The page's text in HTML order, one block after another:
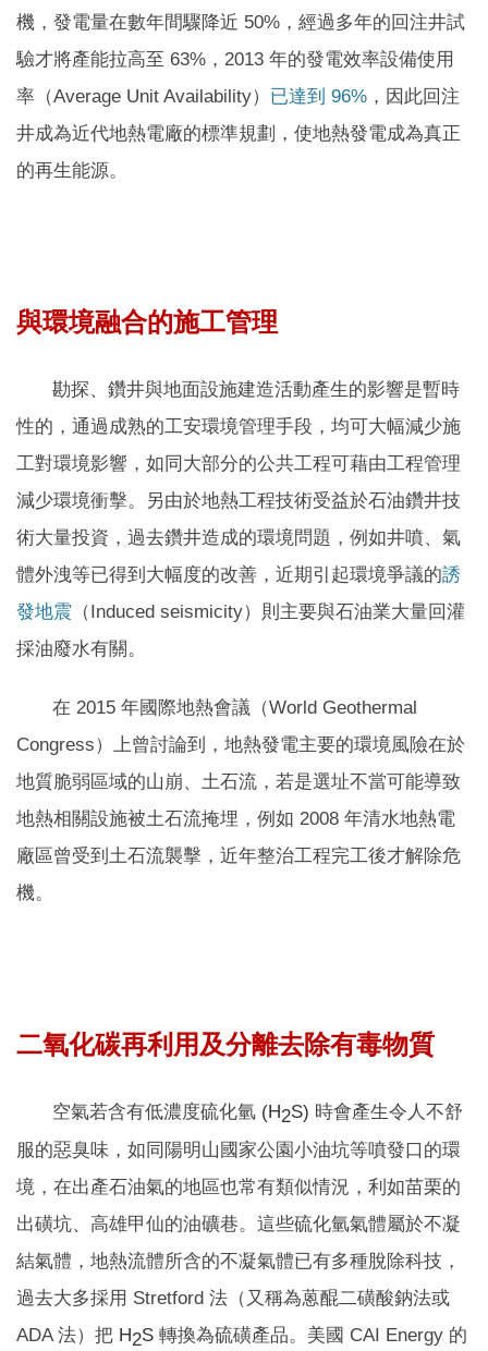
機，發電量在數年間驟降近 50%，經過多年的回注井試
驗才將產能拉高至 63% ，2013 年的發電效率設備使用
率（Average Unit Availability） 已達到 96% ，因此回注
井成為近代地熱電廠的標準規劃，使地熱發電成為真正
的再生能源。
與環境融合的施工管理
勘探、鑽井與地面設施建造活動產生的影響是暫時
性的，通過成熟的工安環境管理手段，均可大幅減少施
工對環境影響，如同大部分的公共工程可藉由工程管理
減少環境衝擊。另由於地熱工程技術受益於石油鑽井技
術大量投資，過去鑽井造成的環境問題，例如井噴、氣
體外洩等已得到大幅度的改善，近期引起環境爭議的誘
發地震 （Induced seismicity）則主要與石油業大量回灌
採油廢水有關 。
在 2015 年國際地熱會議（World Geothermal
Congress）上曾討論到，地熱發電主要的環境風險在於
地質脆弱區域的山崩、土石流，若是選址不當可能導致
地熱相關設施被土石流掩埋，例如 2008 年清水地熱電
廠區曾受到土石流襲擊，近年整治工程完工後才解除危
機。
二氧化碳再利用及分離去除有毒物質
空氣若含有低濃度硫化氫 (H2S) 時會產生令人不舒
服的惡臭味，如同陽明山國家公園小油坑等噴發口的環
境，在出產石油氣的地區也常有類似情況，利如苗栗的
出磺坑、高雄甲仙的油礦巷。這些硫化氫氣體屬於不凝
結氣體，地熱流體所含的不凝氣體已有多種脫除科技，
過去大多採用 Stretford 法（又稱為蒽醌二磺酸鈉法或
ADA 法） 把 H2S 轉換為硫磺產品。美國 CAI Energy 的